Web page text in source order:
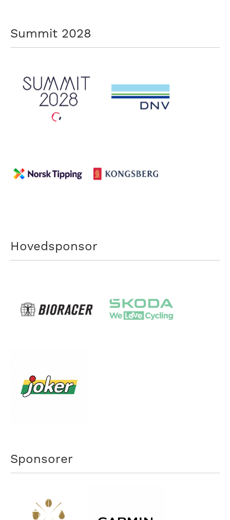
Summit 2028
Hovedsponsor
Sponsorer